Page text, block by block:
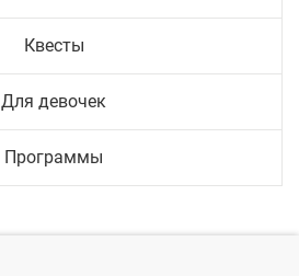
Квесты
Для девочек
Программы